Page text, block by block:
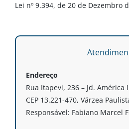
Lei nº 9.394, de 20 de Dezembro
Endereço
Rua Itapevi, 236 – Jd. América
CEP 13.221-470, Várzea
Responsável: Fabiano Marcel